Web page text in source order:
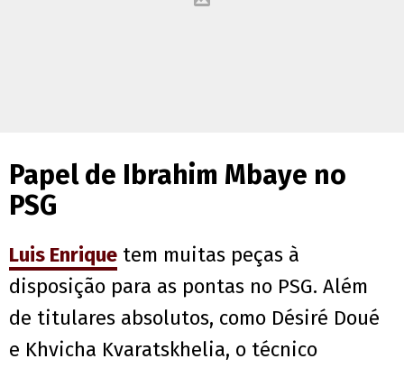
Papel de Ibrahim Mbaye no
PSG
Luis Enrique tem muitas peças à
disposição para as pontas no PSG. Além
de titulares absolutos, como Désiré Doué
e Khvicha Kvaratskhelia, o técnico